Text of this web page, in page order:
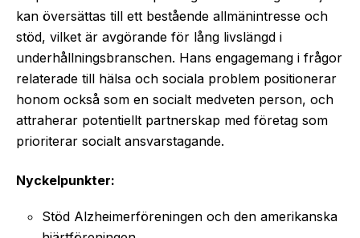
kan översättas till ett bestående allmänintresse och
stöd, vilket är avgörande för lång livslängd i
underhållningsbranschen. Hans engagemang i frågor
relaterade till hälsa och sociala problem positionerar
honom också som en socialt medveten person, och
attraherar potentiellt partnerskap med företag som
prioriterar socialt ansvarstagande.
Nyckelpunkter:
Stöd Alzheimerföreningen och den amerikanska